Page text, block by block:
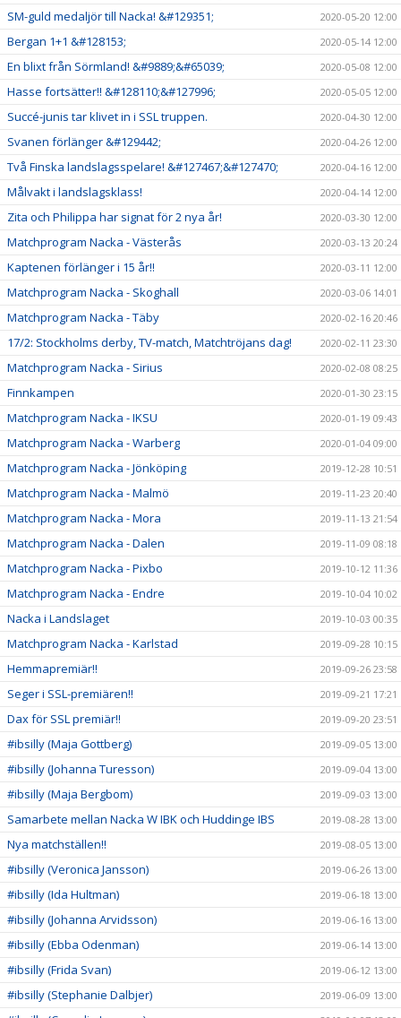
SM-guld medaljör till Nacka! &#129351; 2020-05-20 12:00
Bergan 1+1 &#128153; 2020-05-14 12:00
En blixt från Sörmland! &#9889;&#65039; 2020-05-08 12:00
Hasse fortsätter!! &#128110;&#127996; 2020-05-05 12:00
Succé-junis tar klivet in i SSL truppen. 2020-04-30 12:00
Svanen förlänger &#129442; 2020-04-26 12:00
Två Finska landslagsspelare! &#127467;&#127470; 2020-04-16 12:00
Målvakt i landslagsklass! 2020-04-14 12:00
Zita och Philippa har signat för 2 nya år! 2020-03-30 12:00
Matchprogram Nacka - Västerås 2020-03-13 20:24
Kaptenen förlänger i 15 år!! 2020-03-11 12:00
Matchprogram Nacka - Skoghall 2020-03-06 14:01
Matchprogram Nacka - Täby 2020-02-16 20:46
17/2: Stockholms derby, TV-match, Matchtröjans dag! 2020-02-11 23:30
Matchprogram Nacka - Sirius 2020-02-08 08:25
Finnkampen 2020-01-30 23:15
Matchprogram Nacka - IKSU 2020-01-19 09:43
Matchprogram Nacka - Warberg 2020-01-04 09:00
Matchprogram Nacka - Jönköping 2019-12-28 10:51
Matchprogram Nacka - Malmö 2019-11-23 20:40
Matchprogram Nacka - Mora 2019-11-13 21:54
Matchprogram Nacka - Dalen 2019-11-09 08:18
Matchprogram Nacka - Pixbo 2019-10-12 11:36
Matchprogram Nacka - Endre 2019-10-04 10:02
Nacka i Landslaget 2019-10-03 00:35
Matchprogram Nacka - Karlstad 2019-09-28 10:15
Hemmapremiär!! 2019-09-26 23:58
Seger i SSL-premiären!! 2019-09-21 17:21
Dax för SSL premiär!! 2019-09-20 23:51
#ibsilly (Maja Gottberg) 2019-09-05 13:00
#ibsilly (Johanna Turesson) 2019-09-04 13:00
#ibsilly (Maja Bergbom) 2019-09-03 13:00
Samarbete mellan Nacka W IBK och Huddinge IBS 2019-08-28 13:00
Nya matchställen!! 2019-08-05 13:00
#ibsilly (Veronica Jansson) 2019-06-26 13:00
#ibsilly (Ida Hultman) 2019-06-18 13:00
#ibsilly (Johanna Arvidsson) 2019-06-16 13:00
#ibsilly (Ebba Odenman) 2019-06-14 13:00
#ibsilly (Frida Svan) 2019-06-12 13:00
#ibsilly (Stephanie Dalbjer) 2019-06-09 13:00